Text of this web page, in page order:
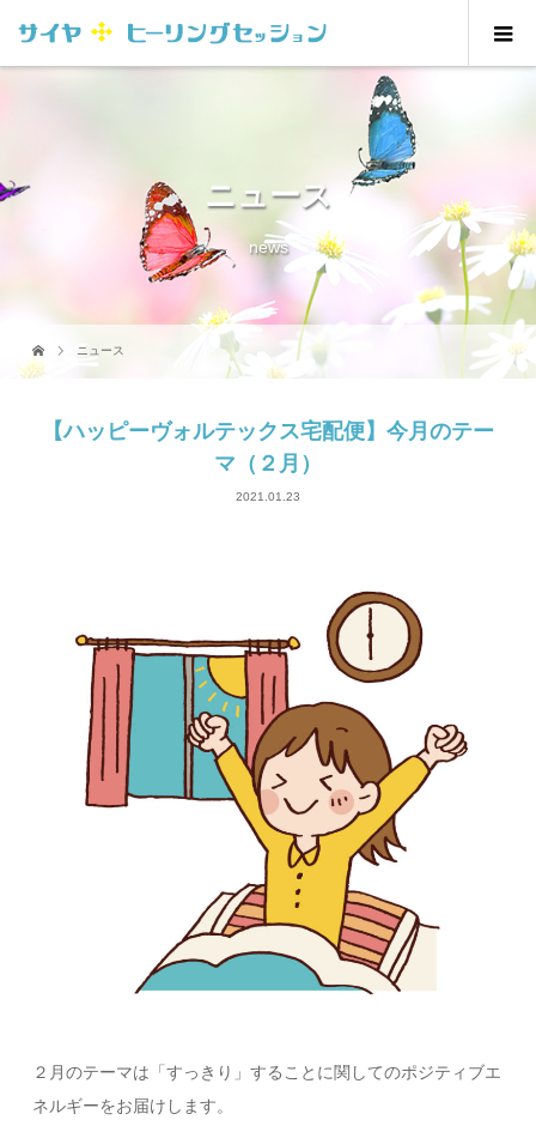
ニュース
news
ニュース
【ハッピーヴォルテックス宅配便】今月のテー
マ（２月）
2021.01.23
２月のテーマは「すっきり」することに関してのポジティブエ
ネルギーをお届けします。